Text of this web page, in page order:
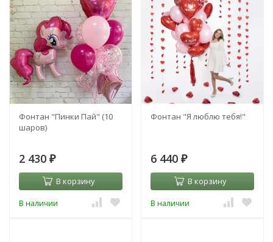
Фонтан "Пинки Пай" (10
шаров)
2 430 ₽
В корзину
В наличии
Фонтан "Я люблю тебя!"
6 440 ₽
В корзину
В наличии